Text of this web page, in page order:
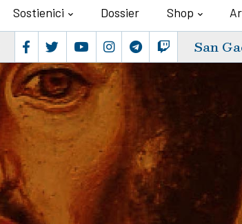
Sostienici Dossier Shop
San